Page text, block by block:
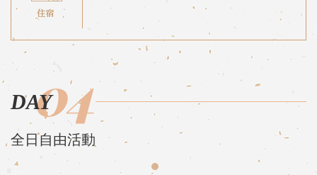
DAY04
全日自由活動